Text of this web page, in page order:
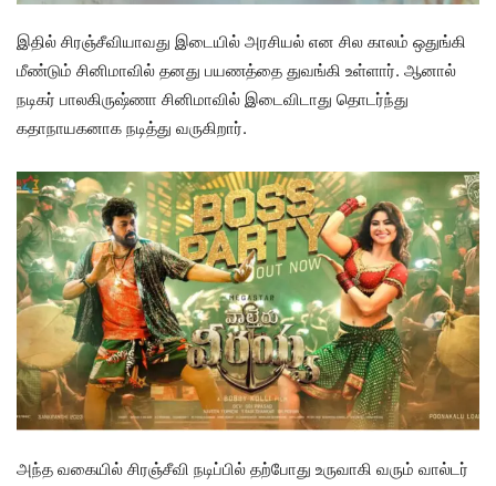
இதில் சிரஞ்சீவியாவது இடையில் அரசியல் என சில காலம் ஒதுங்கி
மீண்டும் சினிமாவில் தனது பயணத்தை துவங்கி உள்ளார். ஆனால்
நடிகர் பாலகிருஷ்ணா சினிமாவில் இடைவிடாது தொடர்ந்து
கதாநாயகனாக நடித்து வருகிறார்.
அந்த வகையில் சிரஞ்சீவி நடிப்பில் தற்போது உருவாகி வரும் வால்டர்